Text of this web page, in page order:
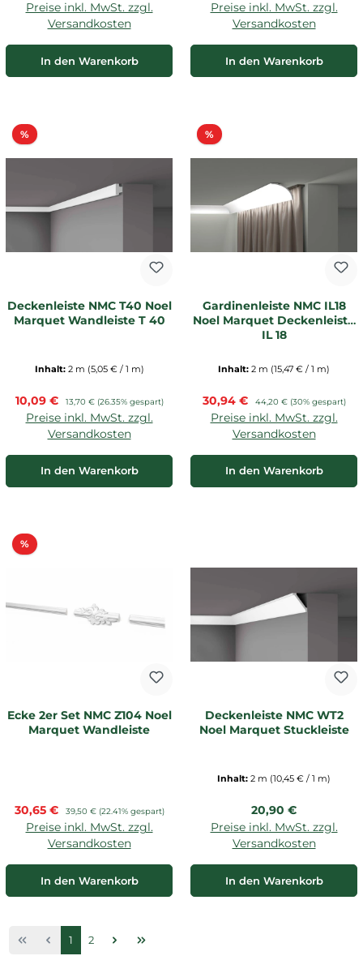
Preise inkl. MwSt. zzgl.
Versandkosten
In den Warenkorb
Preise inkl. MwSt. zzgl.
Versandkosten
In den Warenkorb
%Rabatt
Deckenleiste NMC T40 Noel
Marquet Wandleiste T 40
Inhalt: 2 m (5,05 € / 1 m)
Verkaufspreis:
10,09 € Regulärer Preis:
13,70 € (26.35% gespart)
Preise inkl. MwSt. zzgl.
Versandkosten
In den Warenkorb
%Rabatt
Gardinenleiste NMC IL18
Noel Marquet Deckenleiste
IL 18
Inhalt: 2 m (15,47 € / 1 m)
Verkaufspreis:
30,94 € Regulärer Preis:
44,20 € (30% gespart)
Preise inkl. MwSt. zzgl.
Versandkosten
In den Warenkorb
%Rabatt
Ecke 2er Set NMC Z104 Noel
Marquet Wandleiste
Verkaufspreis:
30,65 € Regulärer Preis:
39,50 € (22.41% gespart)
Preise inkl. MwSt. zzgl.
Versandkosten
In den Warenkorb
Deckenleiste NMC WT2
Noel Marquet Stuckleiste
Inhalt: 2 m (10,45 € / 1 m)
Regulärer Preis:
20,90 €
Preise inkl. MwSt. zzgl.
Versandkosten
In den Warenkorb
Seite
1 Seite
2